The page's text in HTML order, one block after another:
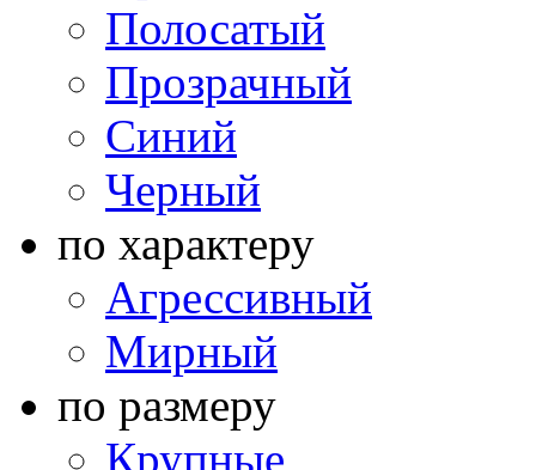
Полосатый
Прозрачный
Синий
Черный
по характеру
Агрессивный
Мирный
по размеру
Крупные